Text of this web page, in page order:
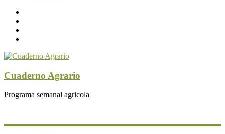
Cuaderno Agrario
Programa semanal agricola